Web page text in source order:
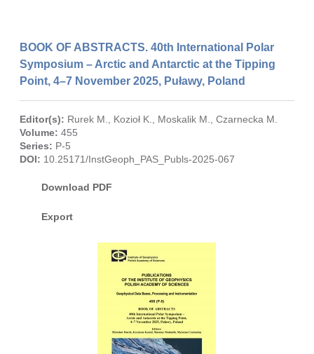
BOOK OF ABSTRACTS. 40th International Polar
Symposium – Arctic and Antarctic at the Tipping
Point, 4–7 November 2025, Puławy, Poland
Editor(s): Rurek M. Kozioł K. Moskalik M. ,Czarnecka M.
Volume: 455
Series: P-5
DOI: 10.25171/InstGeoph_PAS_Publs-2025-067
Download PDF
Export